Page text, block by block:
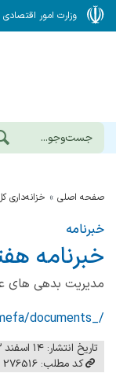
وزارت امور اقتصادی
صفحه اصلی خزانه‌داری
خبرنامه
خبرنامه
مدیریت بدهی های
/_cost.mefa/documents/فایل/8.pdf
تاریخ انتشار: ۱۴ اسفند ۱۴۰۳ - ۱۱:۵۶
کد مطلب: 276516